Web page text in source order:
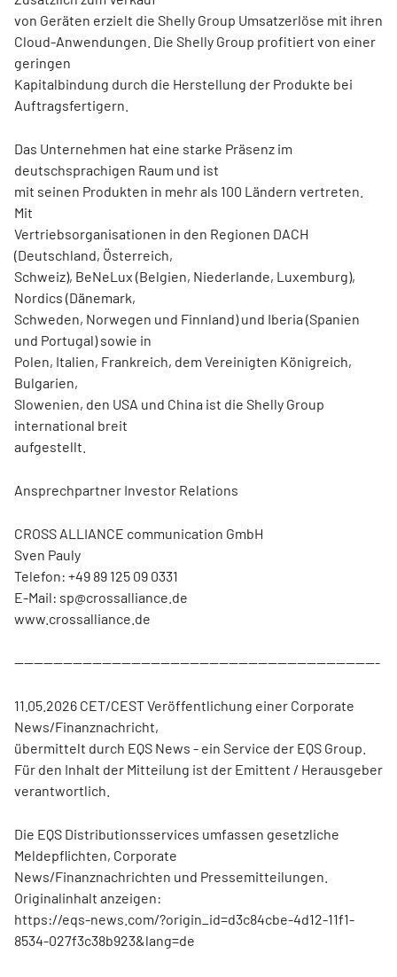
von Geräten erzielt die Shelly Group Umsatzerlöse mit ihren
Cloud-Anwendungen. Die Shelly Group profitiert von einer
geringen
Kapitalbindung durch die Herstellung der Produkte bei
Auftragsfertigern.
Das Unternehmen hat eine starke Präsenz im
deutschsprachigen Raum und ist
mit seinen Produkten in mehr als 100 Ländern vertreten.
Mit
Vertriebsorganisationen in den Regionen DACH
(Deutschland, Österreich,
Schweiz), BeNeLux (Belgien, Niederlande, Luxemburg),
Nordics (Dänemark,
Schweden, Norwegen und Finnland) und Iberia (Spanien
und Portugal) sowie in
Polen, Italien, Frankreich, dem Vereinigten Königreich,
Bulgarien,
Slowenien, den USA und China ist die Shelly Group
international breit
aufgestellt.
Ansprechpartner Investor Relations
CROSS ALLIANCE communication GmbH
Sven Pauly
Telefon: +49 89 125 09 0331
E-Mail: sp@crossalliance.de
www.crossalliance.de
---------------------------------------------------------------------------
11.05.2026 CET/CEST Veröffentlichung einer Corporate
News/Finanznachricht,
übermittelt durch EQS News - ein Service der EQS Group.
Für den Inhalt der Mitteilung ist der Emittent / Herausgeber
verantwortlich.
Die EQS Distributionsservices umfassen gesetzliche
Meldepflichten, Corporate
News/Finanznachrichten und Pressemitteilungen.
Originalinhalt anzeigen:
https://eqs-news.com/?origin_id=d3c84cbe-4d12-11f1-
8534-027f3c38b923&lang=de